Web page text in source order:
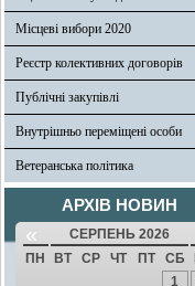
Місцеві вибори 2020
Реєстр колективних договорів
Публічні закупівлі
Внутрішньо переміщені особи
Ветеранська політика
АРХІВ НОВИН
« СЕРПЕНЬ 2026
ПН ВТ СР ЧТ ПТ СБ
1